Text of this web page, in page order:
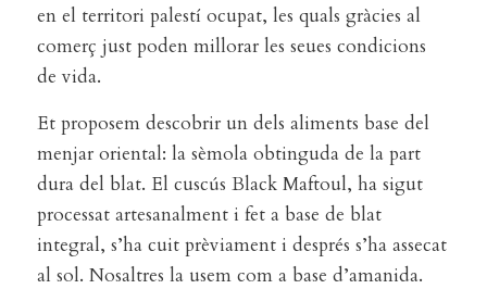
en el territori palestí ocupat, les quals gràcies al
comerç just poden millorar les seues condicions
de vida.
Et proposem descobrir un dels aliments base del
menjar oriental: la sèmola obtinguda de la part
dura del blat. El cuscús Black Maftoul, ha sigut
processat artesanalment i fet a base de blat
integral, s’ha cuit prèviament i després s’ha assecat
al sol. Nosaltres la usem com a base d’amanida.